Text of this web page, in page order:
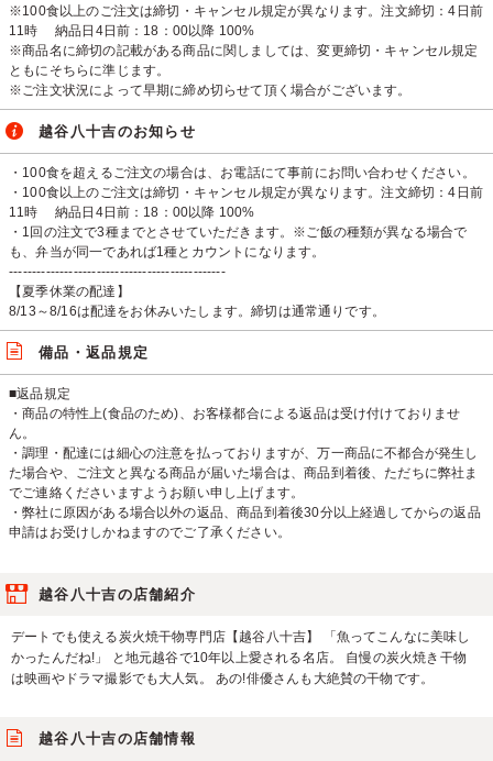
※100食以上のご注文は締切・キャンセル規定が異なります。注文締切：4日前
11時 納品日4日前：18：00以降 100%
※商品名に締切の記載がある商品に関しましては、変更締切・キャンセル規定
ともにそちらに準じます。
※ご注文状況によって早期に締め切らせて頂く場合がございます。
越谷八十吉のお知らせ
・100食を超えるご注文の場合は、お電話にて事前にお問い合わせください。
・100食以上のご注文は締切・キャンセル規定が異なります。注文締切：4日前
11時 納品日4日前：18：00以降 100%
・1回の注文で3種までとさせていただきます。※ご飯の種類が異なる場合で
も、弁当が同一であれば1種とカウントになります。
-----------------------------------------------
【夏季休業の配達】
8/13～8/16は配達をお休みいたします。締切は通常通りです。
備品・返品規定
■返品規定
・商品の特性上(食品のため)、お客様都合による返品は受け付けておりませ
ん。
・調理・配達には細心の注意を払っておりますが、万一商品に不都合が発生し
た場合や、ご注文と異なる商品が届いた場合は、商品到着後、ただちに弊社ま
でご連絡くださいますようお願い申し上げます。
・弊社に原因がある場合以外の返品、商品到着後30分以上経過してからの返品
申請はお受けしかねますのでご了承ください。
越谷八十吉の店舗紹介
デートでも使える炭火焼干物専門店【越谷八十吉】 「魚ってこんなに美味し
かったんだね!」 と地元越谷で10年以上愛される名店。 自慢の炭火焼き干物
は映画やドラマ撮影でも大人気。 あの!俳優さんも大絶賛の干物です。
越谷八十吉の店舗情報